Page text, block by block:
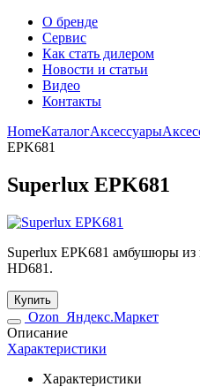
О бренде
Сервис
Как стать дилером
Новости и статьи
Видео
Контакты
HomeКаталогАксессуары
EPK681
Superlux EPK681
Superlux EPK681 амбушюры из
HD681.
Купить
Ozon Яндекс.Маркет
Описание
Характеристики
Характеристики